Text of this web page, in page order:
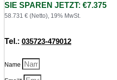
SIE SPAREN JETZT: €7.375
58.731 € (Netto), 19% MwSt.
Tel.: 035723-479012
Name